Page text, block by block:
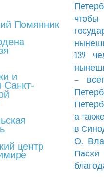
Помянник
и
Санкт-
центр
139
–
а
в
О.
Пасхи